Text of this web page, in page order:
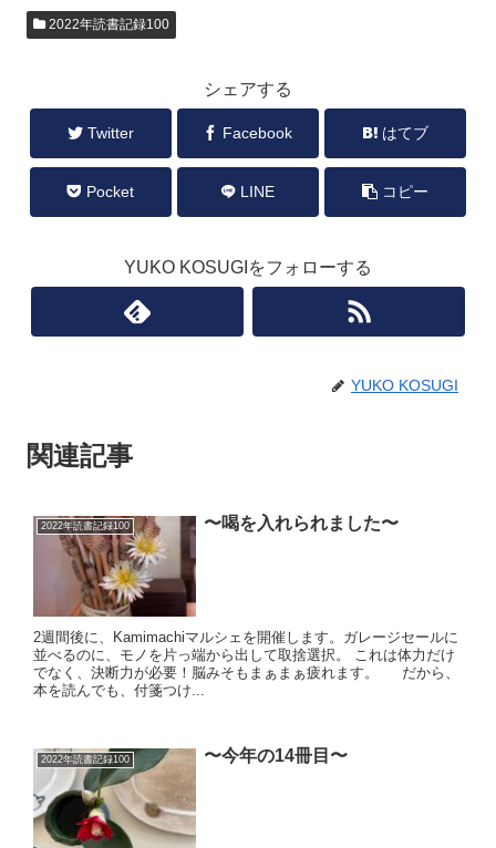
2022年読書記録100
シェアする
Twitter Facebook はてブ
Pocket LINE コピー
YUKO KOSUGIをフォローする
YUKO KOSUGI
関連記事
2022年読書記録100 〜喝を入れられました〜
2週間後に、Kamimachiマルシェを開催します。ガレージセールに
並べるのに、モノを片っ端から出して取捨選択。 これは体力だけ
でなく、決断力が必要！脳みそもまぁまぁ疲れます。 だから、
本を読んでも、付箋つけ...
2022年読書記録100 〜今年の14冊目〜